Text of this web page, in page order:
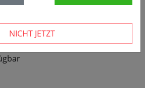
NICHT JETZT